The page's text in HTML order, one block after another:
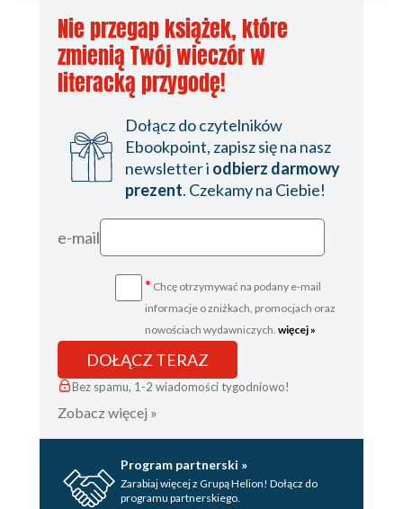
Nie przegap książek, które
zmienią Twój wieczór w
literacką przygodę!
Dołącz do czytelników
Ebookpoint, zapisz się na nasz
newsletter i odbierz darmowy
prezent. Czekamy na Ciebie!
e-mail
* Chcę otrzymywać na podany e-mail
informacje o zniżkach, promocjach oraz
nowościach wydawniczych. więcej »
DOŁĄCZ TERAZ
Bez spamu, 1-2 wiadomości tygodniowo!
Zobacz więcej »
Program partnerski »
Zarabiaj więcej z Grupą Helion! Dołącz do
programu partnerskiego.